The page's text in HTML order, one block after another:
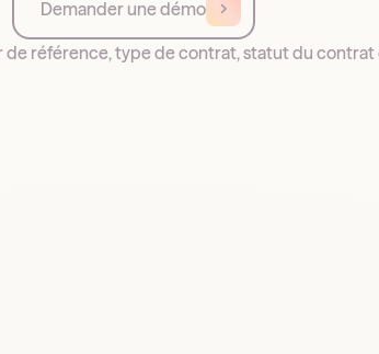
Demander une démo